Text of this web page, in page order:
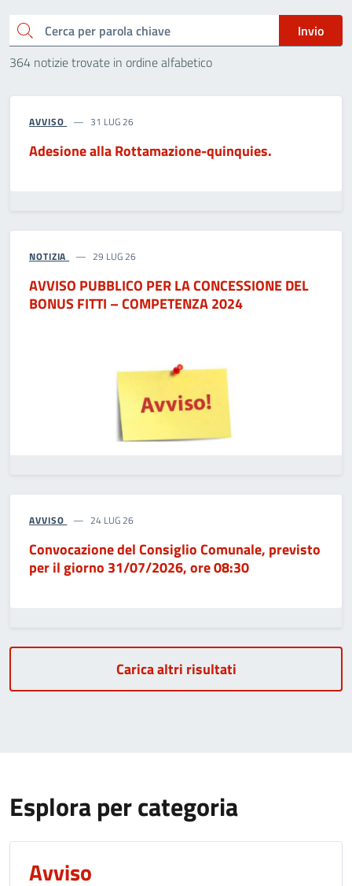
Cerca
Invio
364 notizie trovate in ordine alfabetico
AVVISO 31 LUG 26
Adesione alla Rottamazione-quinquies.
NOTIZIA 29 LUG 26
AVVISO PUBBLICO PER LA CONCESSIONE DEL
BONUS FITTI – COMPETENZA 2024
AVVISO 24 LUG 26
Convocazione del Consiglio Comunale, previsto
per il giorno 31/07/2026, ore 08:30
Carica altri risultati
Esplora per categoria
Avviso